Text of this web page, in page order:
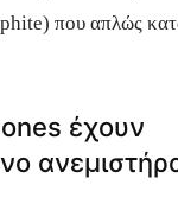
που απλώς
έχουν